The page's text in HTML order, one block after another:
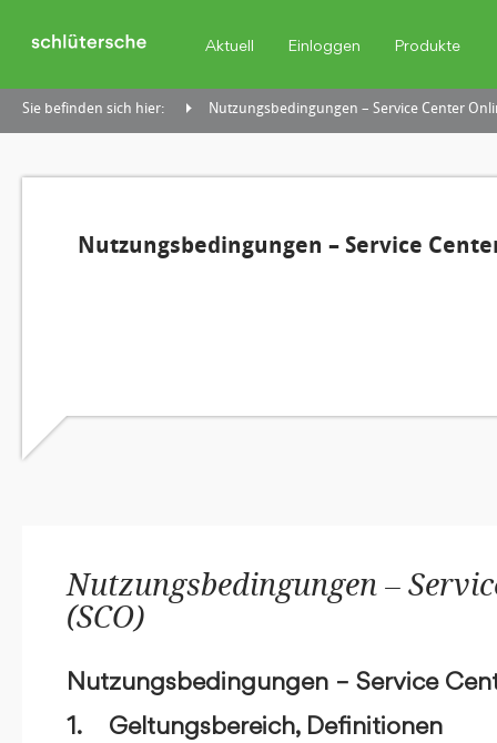
Aktuell Einloggen Produkte
Sie befinden sich hier: Nutzungsbedingungen – Service Center
Nutzungsbedingungen – Service
Nutzungsbedingungen –
(SCO)
Nutzungsbedingungen – Service
1. Geltungsbereich, Definitionen